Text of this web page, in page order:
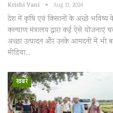
Krishi Vani Aug 17, 2024
देश में कृषि एवं किसानों के अच्छे भविष्य
कल्याण मंत्रालय द्वारा कई ऐसे योजनाएं
अच्छा उत्पादन और उनके आमदनी में भी
मीडिया…
खबरें